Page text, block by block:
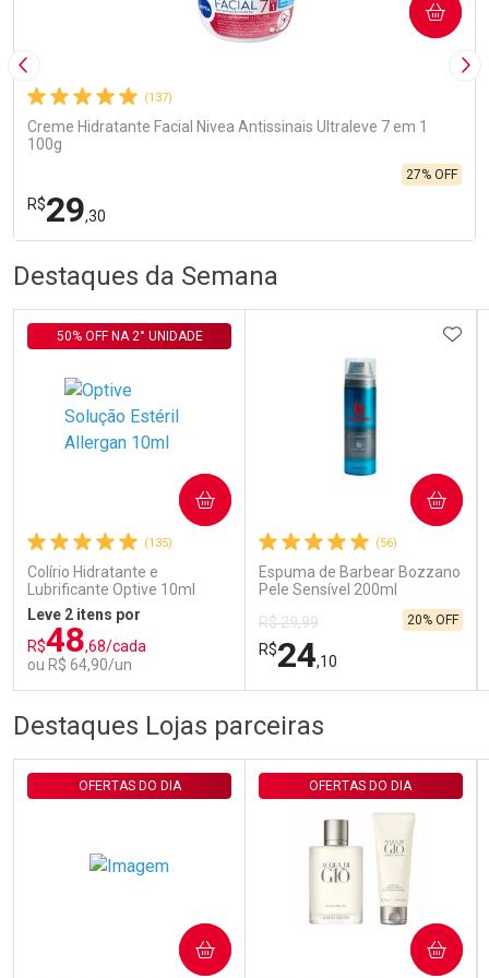
Imagem Anterior
(137)
Creme Hidratante Facial Nivea Antissinais Ultraleve 7 em 1
100g
R$29,30
27% OFF
COMPRAR
Laboratório
Comprar sem Desconto
Por R$ 29,30/cada
Por Menos
Comprar sem Desconto
Por R$ 29,30/cada
Destaques da Semana
(135)
Colírio Hidratante e
Lubrificante Optive 10ml
50% OFF NA 2° UNIDADE
Leve 2 itens por
R$48,68/cada
ou R$ 64,90/un
COMPRAR
FECHAR
Laboratório
FECHAR
Por Menos
(56)
Espuma de Barbear Bozzano
Pele Sensível 200ml
R$ 29,99
R$24,10
20% OFF
COMPRAR
Por Menos
Destaques Lojas parceiras
OFERTAS DO DIA
COMPRAR
OFERTAS DO DIA
COMPRAR